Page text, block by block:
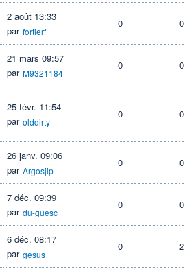
2 août 13:33
par fortierf
0 0
21 mars 09:57
par M9321184
0 0
25 févr. 11:54
par olddirty
0 0
26 janv. 09:06
par Argosjip
0 0
7 déc. 09:39
par du-guesc
0 0
6 déc. 08:17
par gesus
0 2